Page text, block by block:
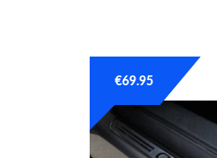
€69.95